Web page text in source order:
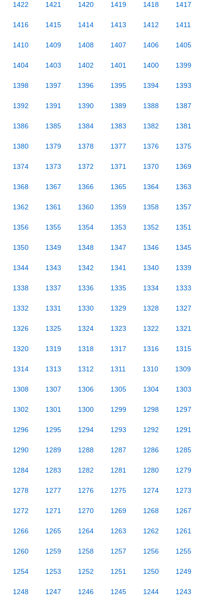
1422 1421 1420 1419 1418 1417
1416 1415 1414 1413 1412 1411
1410 1409 1408 1407 1406 1405
1404 1403 1402 1401 1400 1399
1398 1397 1396 1395 1394 1393
1392 1391 1390 1389 1388 1387
1386 1385 1384 1383 1382 1381
1380 1379 1378 1377 1376 1375
1374 1373 1372 1371 1370 1369
1368 1367 1366 1365 1364 1363
1362 1361 1360 1359 1358 1357
1356 1355 1354 1353 1352 1351
1350 1349 1348 1347 1346 1345
1344 1343 1342 1341 1340 1339
1338 1337 1336 1335 1334 1333
1332 1331 1330 1329 1328 1327
1326 1325 1324 1323 1322 1321
1320 1319 1318 1317 1316 1315
1314 1313 1312 1311 1310 1309
1308 1307 1306 1305 1304 1303
1302 1301 1300 1299 1298 1297
1296 1295 1294 1293 1292 1291
1290 1289 1288 1287 1286 1285
1284 1283 1282 1281 1280 1279
1278 1277 1276 1275 1274 1273
1272 1271 1270 1269 1268 1267
1266 1265 1264 1263 1262 1261
1260 1259 1258 1257 1256 1255
1254 1253 1252 1251 1250 1249
1248 1247 1246 1245 1244 1243